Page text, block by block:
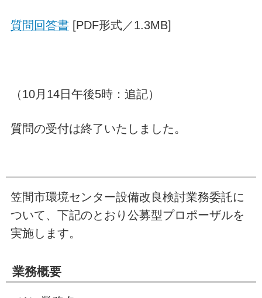
質問回答書[PDF形式／1.3MB]
（10月14日午後5時：追記）
質問の受付は終了いたしました。
笠間市環境センター設備改良検討業務委託に
ついて、下記のとおり公募型プロポーザルを
実施します。
業務概要